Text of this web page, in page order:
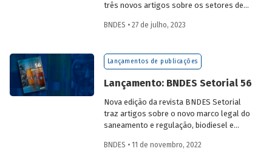
três novos artigos sobre os setores de
defesa. Saiba mais e acesse os estudos
BNDES • 27 de julho, 2023
Lançamentos de publicações
Lançamento: BNDES Setorial 56
Nova edição da revista BNDES Setorial
traz artigos sobre o novo marco legal do
saneamento e regulação, biodiesel e
leasing de aeronaves no setor de
BNDES • 11 de novembro, 2022